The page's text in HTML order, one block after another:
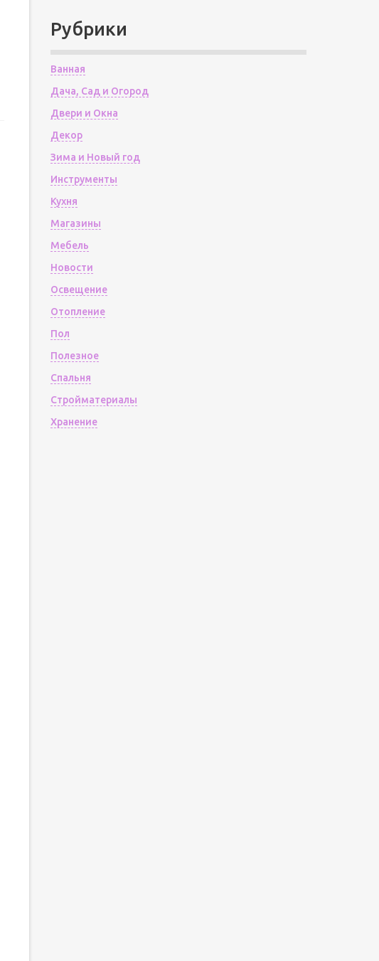
Рубрики
Ванная
Дача, Сад и Огород
Двери и Окна
Декор
Зима и Новый год
Инструменты
Кухня
Магазины
Мебель
Новости
Освещение
Отопление
Пол
Полезное
Спальня
Стройматериалы
Хранение